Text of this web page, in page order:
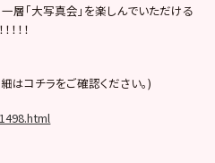
一層「大写真会」を楽しんでいただける
！！
はコチラをご確認ください。)